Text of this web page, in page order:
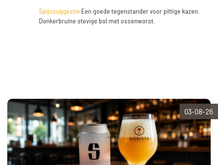
Spijssuggestie Een goede tegenstander voor pittige kazen.
Donkerbruine stevige bol met ossenworst.
03-08-26